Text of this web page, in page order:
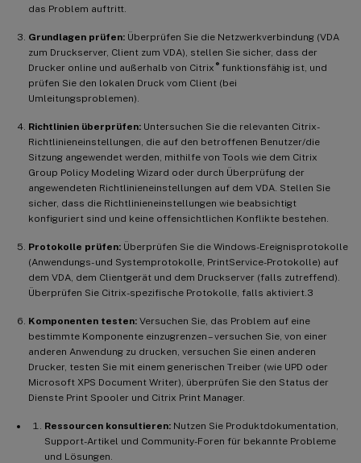
das Problem auftritt.
Grundlagen prüfen: Überprüfen Sie die Netzwerkverbindung (VDA
zum Druckserver, Client zum VDA), stellen Sie sicher, dass der
Drucker online und außerhalb von Citrix ®funktionsfähig ist, und
prüfen Sie den lokalen Druck vom Client (bei
Umleitungsproblemen).
Richtlinien überprüfen: Untersuchen Sie die relevanten Citrix-
Richtlinieneinstellungen, die auf den betroffenen Benutzer/die
Sitzung angewendet werden, mithilfe von Tools wie dem Citrix
Group Policy Modeling Wizard oder durch Überprüfung der
angewendeten Richtlinieneinstellungen auf dem VDA. Stellen Sie
sicher, dass die Richtlinieneinstellungen wie beabsichtigt
konfiguriert sind und keine offensichtlichen Konflikte bestehen.
Protokolle prüfen: Überprüfen Sie die Windows-Ereignisprotokolle
(Anwendungs- und Systemprotokolle, PrintService-Protokolle) auf
dem VDA, dem Clientgerät und dem Druckserver (falls zutreffend).
Überprüfen Sie Citrix-spezifische Protokolle, falls aktiviert.3
Komponenten testen: Versuchen Sie, das Problem auf eine
bestimmte Komponente einzugrenzen – versuchen Sie, von einer
anderen Anwendung zu drucken, versuchen Sie einen anderen
Drucker, testen Sie mit einem generischen Treiber (wie UPD oder
Microsoft XPS Document Writer), überprüfen Sie den Status der
Dienste Print Spooler und Citrix Print Manager.
Ressourcen konsultieren: Nutzen Sie Produktdokumentation,
Support-Artikel und Community-Foren für bekannte Probleme
und Lösungen.